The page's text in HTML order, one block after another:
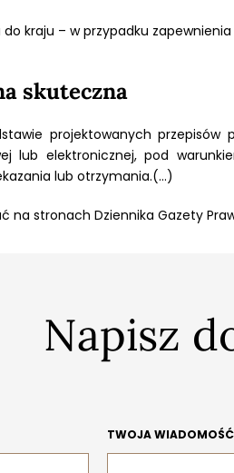
kraju – w przypadku
skuteczna
projektowanych
lub elektronicznej, pod
lub otrzymania.(...)
na stronach Dziennika Gazety
Napisz
TWOJA